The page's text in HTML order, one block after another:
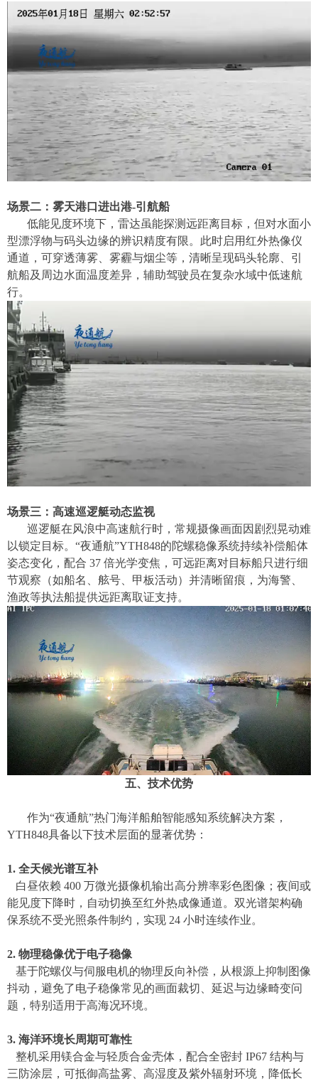
场景二：雾天港口进出港-引航船
低能见度环境下，雷达虽能探测远距离目标，但对水面小
型漂浮物与码头边缘的辨识精度有限。此时启用红外热像仪
通道，可穿透薄雾 雾霾与烟尘等 ，清晰呈现码头轮廓、引
航船及周边水面温度差异，辅助驾驶员在复杂水域中低速航
行。
场景三：高速巡逻艇动态监视
巡逻艇在风浪中高速航行时，常规摄像画面因剧烈晃动难
以锁定目标。 “夜通航”YTH848的陀螺稳像系统持续补偿船体
姿态变化，配合 37 倍光学变焦，可远距离对目标船只进行细
节观察（如船名、舷号、甲板活动） 并清晰留痕 ，为海警、
渔政等执法船提供远距离取证支持。
五、技术优势
作为“夜通航”热门海洋船舶智能感知系统解决方案 ，
YTH848具备以下技术层面的显著优势：
1. 全天候光谱互补
白昼依赖 400 万微光摄像机输出高分辨率彩色图像；夜间或
能见度下降时，自动切换至红外热成像通道。双光谱架构确
保系统不受光照条件制约，实现 24 小时连续作业。
2. 物理稳像优于电子稳像
基于陀螺仪与伺服电机的物理反向补偿，从根源上抑制图像
抖动，避免了电子稳像常见的画面裁切、延迟与边缘畸变问
题，特别适用于高海况环境。
3. 海洋环境长周期可靠性
整机采用镁合金与轻质合金壳体，配合全密封 IP67 结构与
三防涂层，可抵御高盐雾、高湿度及紫外辐射环境，降低长